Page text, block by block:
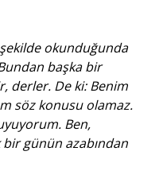
okunduğunda
başka bir
derler. De ki: Benim
söz konusu olamaz.
Ben,
günün azabından